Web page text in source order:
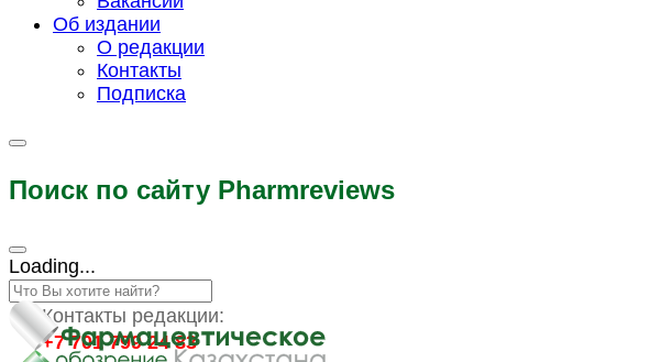
Об издании
О редакции
Контакты
Подписка
Поиск по сайту Pharmreviews
Loading...
Контакты редакции:
+7 701 799 24 83